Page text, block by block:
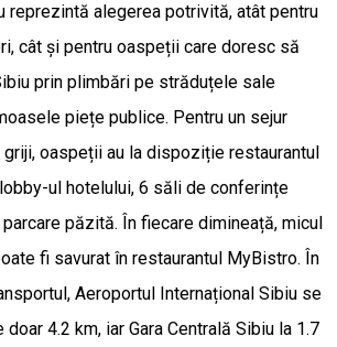
reprezintă alegerea potrivită, atât pentru
cât și pentru oaspeții care doresc să
prin plimbări pe străduțele sale
piețe publice. Pentru un sejur
oaspeții au la dispoziție restaurantul
ul hotelului, 6 săli de conferințe
păzită. În fiecare dimineață, micul
fi savurat în restaurantul MyBistro. În
Aeroportul Internațional Sibiu se
4.2 km, iar Gara Centrală Sibiu la 1.7